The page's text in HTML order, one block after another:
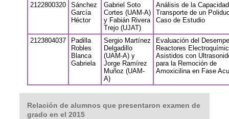
2122800320
Sánchez
García
Héctor
Gabriel Soto
Cortes (UAM-A)
y Fabián Rivera
Trejo (UJAT)
Análisis de la
Transporte de un
Caso de Estudio
2123804037
Padilla
Robles
Blanca
Gabriela
Sergio Martínez
Delgadillo
(UAM-A) y
Jorge Ramírez
Muñoz (UAM-
A)
Evaluación del
Reactores
Asistidos con
para la Remoción de
Amoxicilina en Fase
Relación de alumnos que presentaron examen de
grado en el 2015